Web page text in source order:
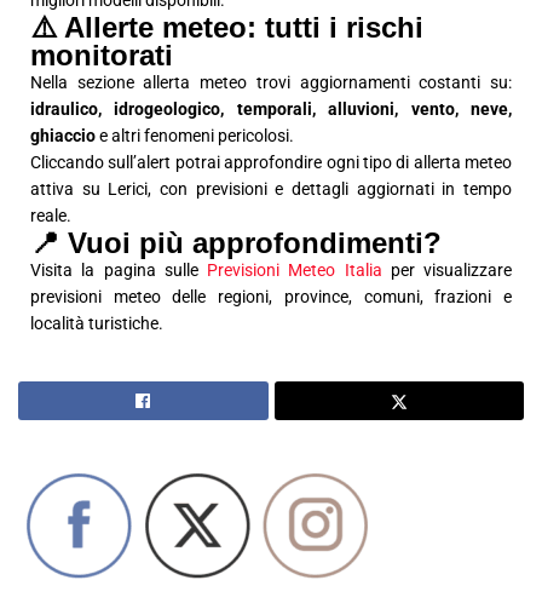
⚠️ Allerte meteo: tutti i rischi
monitorati
Nella sezione allerta meteo trovi aggiornamenti costanti su:
idraulico, idrogeologico, temporali, alluvioni, vento, neve,
ghiaccioe altri fenomeni pericolosi.
Cliccando sull’alert potrai approfondire ogni tipo di allerta meteo
attiva su Lerici, con previsioni e dettagli aggiornati in tempo
reale.
📍 Vuoi più approfondimenti?
Visita la pagina sulle Previsioni Meteo Italia per visualizzare
previsioni meteo delle regioni, province, comuni, frazioni e
località turistiche.